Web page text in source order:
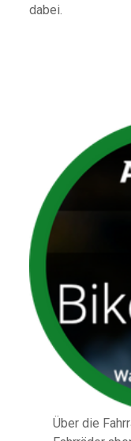
dabei.
Über die